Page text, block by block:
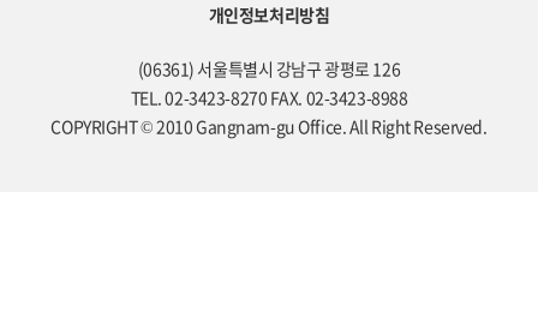
개인정보처리방침
(06361) 서울특별시 강남구 광평로 126
TEL. 02-3423-8270 FAX. 02-3423-8988
COPYRIGHT © 2010 Gangnam-gu Office. All Right Reserved.